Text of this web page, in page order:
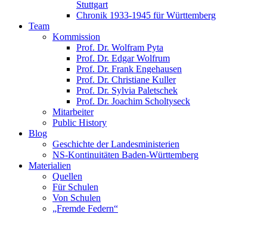
Stuttgart
Chronik 1933-1945 für Württemberg
Team
Kommission
Prof. Dr. Wolfram Pyta
Prof. Dr. Edgar Wolfrum
Prof. Dr. Frank Engehausen
Prof. Dr. Christiane Kuller
Prof. Dr. Sylvia Paletschek
Prof. Dr. Joachim Scholtyseck
Mitarbeiter
Public History
Blog
Geschichte der Landesministerien
NS-Kontinuitäten Baden-Württemberg
Materialien
Quellen
Für Schulen
Von Schulen
„Fremde Federn“